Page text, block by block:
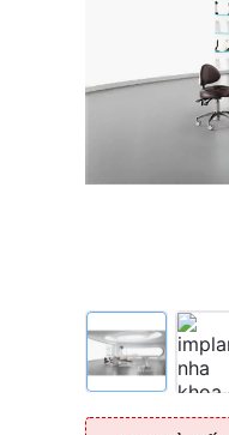
M8
–
Hành
24+